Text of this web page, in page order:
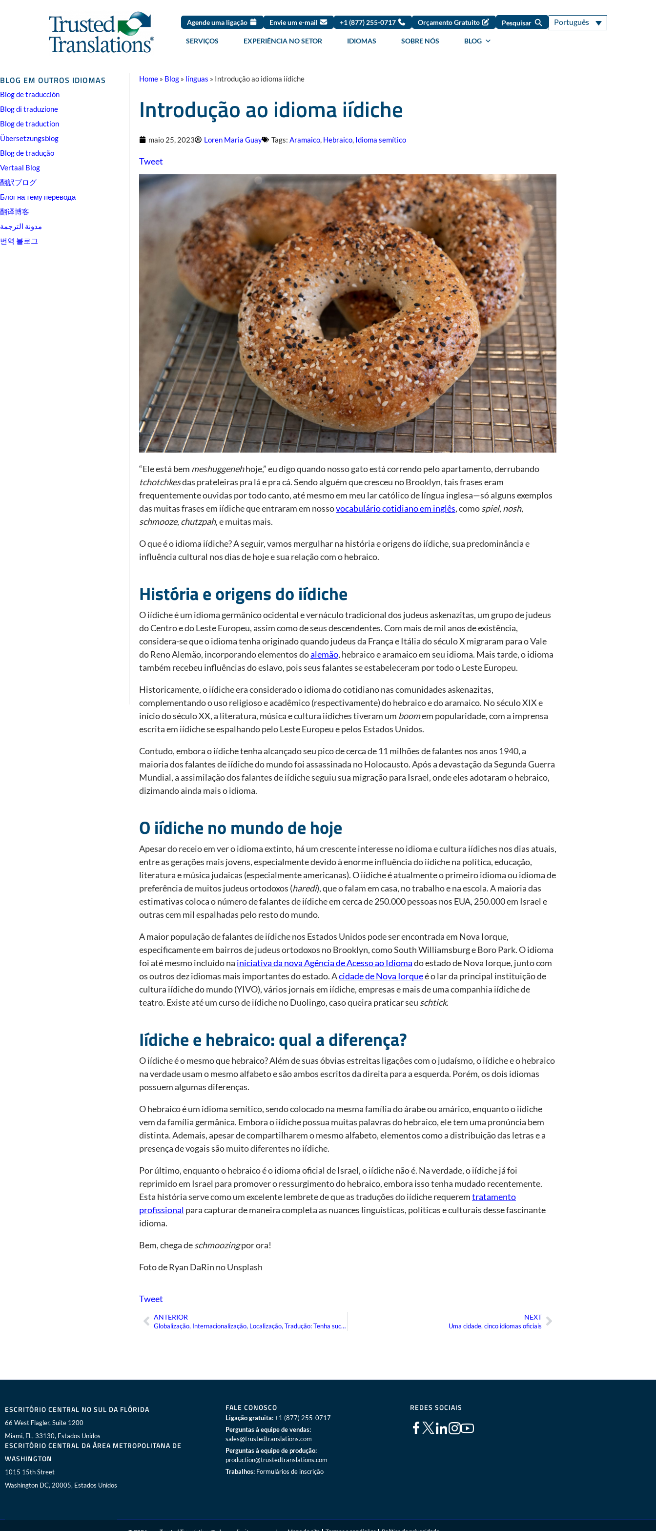
Agende uma ligação Envie um e-mail +1 (877) 255-0717 Orçamento Gratuito Pesquisar Português
SERVIÇOS EXPERIÊNCIA NO SETOR IDIOMAS SOBRE NÓS BLOG
BLOG EM OUTROS IDIOMAS
Blog de traducción
Blog di traduzione
Blog de traduction
Übersetzungsblog
Blog de tradução
Vertaal Blog
翻訳ブログ
Блог на тему перевода
翻译博客
مدونة الترجمة
번역 블로그
Home » Blog » línguas » Introdução ao idioma iídiche
Introdução ao idioma iídiche
maio 25, 2023 Loren Maria Guay Tags: Aramaico, Hebraico, Idioma semítico
Tweet
“Ele está bem meshuggenehhoje,” eu digo quando nosso gato está correndo pelo apartamento, derrubando
tchotchkesdas prateleiras pra lá e pra cá. Sendo alguém que cresceu no Brooklyn, tais frases eram
frequentemente ouvidas por todo canto, até mesmo em meu lar católico de língua inglesa—só alguns exemplos
das muitas frases em iídiche que entraram em nossovocabulário cotidiano em inglês, comospiel, nosh,
schmooze, chutzpah, e muitas mais.
O que é o idioma iídiche? A seguir, vamos mergulhar na história e origens do iídiche, sua predominância e
influência cultural nos dias de hoje e sua relação com o hebraico.
História e origens do iídiche
O iídiche é um idioma germânico ocidental e vernáculo tradicional dos judeus askenazitas, um grupo de judeus
do Centro e do Leste Europeu, assim como de seus descendentes. Com mais de mil anos de existência,
considera-se que o idioma tenha originado quando judeus da França e Itália do século X migraram para o Vale
do Reno Alemão, incorporando elementos doalemão, hebraico e aramaico em seu idioma. Mais tarde, o idioma
também recebeu influências do eslavo, pois seus falantes se estabeleceram por todo o Leste Europeu.
Historicamente, o iídiche era considerado o idioma do cotidiano nas comunidades askenazitas,
complementando o uso religioso e acadêmico (respectivamente) do hebraico e do aramaico. No século XIX e
início do século XX, a literatura, música e cultura iídiches tiveram um boomem popularidade, com a imprensa
escrita em iídiche se espalhando pelo Leste Europeu e pelos Estados Unidos.
Contudo, embora o iídiche tenha alcançado seu pico de cerca de 11 milhões de falantes nos anos 1940, a
maioria dos falantes de iídiche do mundo foi assassinada no Holocausto. Após a devastação da Segunda Guerra
Mundial, a assimilação dos falantes de iídiche seguiu sua migração para Israel, onde eles adotaram o hebraico,
dizimando ainda mais o idioma.
O iídiche no mundo de hoje
Apesar do receio em ver o idioma extinto, há um crescente interesse no idioma e cultura iídiches nos dias atuais,
entre as gerações mais jovens, especialmente devido à enorme influência do iídiche na política, educação,
literatura e música judaicas (especialmente americanas). O iídiche é atualmente o primeiro idioma ou idioma de
preferência de muitos judeus ortodoxos (haredi), que o falam em casa, no trabalho e na escola. A maioria das
estimativas coloca o número de falantes de iídiche em cerca de 250.000 pessoas nos EUA, 250.000 em Israel e
outras cem mil espalhadas pelo resto do mundo.
A maior população de falantes de iídiche nos Estados Unidos pode ser encontrada em Nova Iorque,
especificamente em bairros de judeus ortodoxos no Brooklyn, como South Williamsburg e Boro Park. O idioma
foi até mesmo incluído na iniciativa da nova Agência de Acesso ao Idiomado estado de Nova Iorque, junto com
os outros dez idiomas mais importantes do estado. Acidade de Nova Iorqueé o lar da principal instituição de
cultura iídiche do mundo (YIVO), vários jornais em iídiche, empresas e mais de uma companhia iídiche de
teatro. Existe até um curso de iídiche no Duolingo, caso queira praticar seu schtick.
Iídiche e hebraico: qual a diferença?
O iídiche é o mesmo que hebraico? Além de suas óbvias estreitas ligações com o judaísmo, o iídiche e o hebraico
na verdade usam o mesmo alfabeto e são ambos escritos da direita para a esquerda. Porém, os dois idiomas
possuem algumas diferenças.
O hebraico é um idioma semítico, sendo colocado na mesma família do árabe ou amárico, enquanto o iídiche
vem da família germânica. Embora o iídiche possua muitas palavras do hebraico, ele tem uma pronúncia bem
distinta. Ademais, apesar de compartilharem o mesmo alfabeto, elementos como a distribuição das letras e a
presença de vogais são muito diferentes no iídiche.
Por último, enquanto o hebraico é o idioma oficial de Israel, o iídiche não é. Na verdade, o iídiche já foi
reprimido em Israel para promover o ressurgimento do hebraico, embora isso tenha mudado recentemente.
Esta história serve como um excelente lembrete de que as traduções do iídiche requeremtratamento
profissional para capturar de maneira completa as nuances linguísticas, políticas e culturais desse fascinante
idioma.
Bem, chega deschmoozingpor ora!
Foto de Ryan DaRin no Unsplash
Tweet
Anterior
ANTERIOR
Globalização, Internacionalização, Localização, Tradução: Tenha sucesso com sua GILT
NEXT
Uma cidade, cinco idiomas oficiais Próximo
ESCRITÓRIO CENTRAL NO SUL DA FLÓRIDA
66 West Flagler, Suite 1200
Miami, FL, 33130, Estados Unidos
ESCRITÓRIO CENTRAL DA ÁREA METROPOLITANA DE
WASHINGTON
1015 15th Street
Washington DC, 20005, Estados Unidos
FALE CONOSCO
Ligação gratuita:+1 (877) 255-0717
Perguntas à equipe de vendas:
sales@trustedtranslations.com
Perguntas à equipe de produção:
production@trustedtranslations.com
Trabalhos: Formulários de inscrição
REDES SOCIAIS